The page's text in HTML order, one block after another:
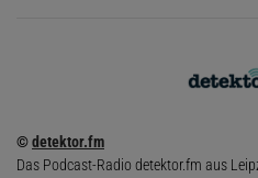
©detektor.fm
Das Podcast-Radio detektor.fm aus